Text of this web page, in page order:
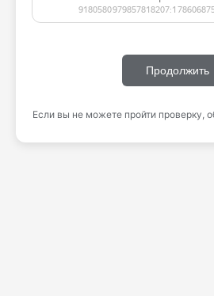
Продолжить
Если вы не можете пройти проверку,